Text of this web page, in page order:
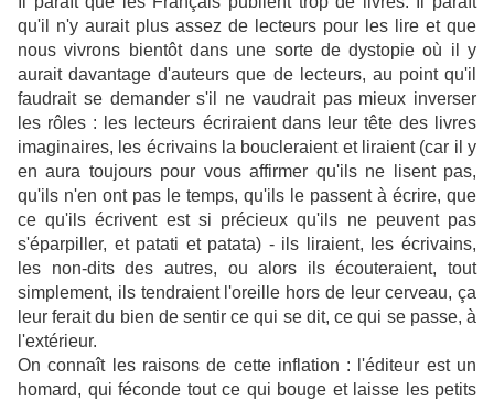
qu'il n'y aurait plus assez de lecteurs pour les lire et que
nous vivrons bientôt dans une sorte de dystopie où il y
aurait davantage d'auteurs que de lecteurs, au point qu'il
faudrait se demander s'il ne vaudrait pas mieux inverser
les rôles : les lecteurs écriraient dans leur tête des livres
imaginaires, les écrivains la boucleraient et liraient (car il y
en aura toujours pour vous affirmer qu'ils ne lisent pas,
qu'ils n'en ont pas le temps, qu'ils le passent à écrire, que
ce qu'ils écrivent est si précieux qu'ils ne peuvent pas
s'éparpiller, et patati et patata) - ils liraient, les écrivains,
les non-dits des autres, ou alors ils écouteraient, tout
simplement, ils tendraient l'oreille hors de leur cerveau, ça
leur ferait du bien de sentir ce qui se dit, ce qui se passe, à
l'extérieur.
On connaît les raisons de cette inflation : l'éditeur est un
homard, qui féconde tout ce qui bouge et laisse les petits